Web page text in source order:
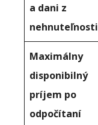
a dani z
nehnuteľnosti
Maximálny
disponibilný
príjem po
odpočítaní